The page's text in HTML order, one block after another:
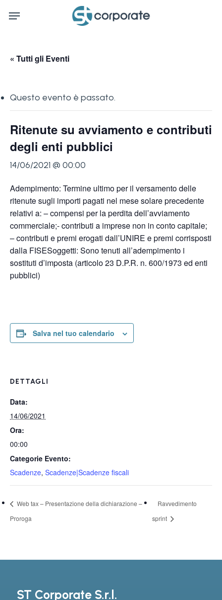
Menu
« Tutti gli Eventi
Questo evento è passato.
Ritenute su avviamento e contributi
degli enti pubblici
14/06/2021 @ 00:00
Adempimento: Termine ultimo per il versamento delle
ritenute sugli importi pagati nel mese solare precedente
relativi a: – compensi per la perdita dell’avviamento
commerciale;- contributi a imprese non in conto capitale;
– contributi e premi erogati dall’UNIRE e premi corrisposti
dalla FISESoggetti: Sono tenuti all’adempimento i
sostituti d’imposta (articolo 23 D.P.R. n. 600/1973 ed enti
pubblici)
Salva nel tuo calendario
DETTAGLI
Data:
14/06/2021
Ora:
00:00
Categorie Evento:
Scadenze, Scadenze|Scadenze fiscali
Web tax – Presentazione della dichiarazione –
Proroga
Ravvedimento
sprint
ST Corporate S.r.l.